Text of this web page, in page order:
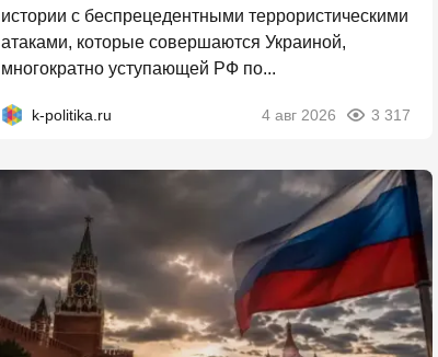
истории с беспрецедентными террористическими
атаками, которые совершаются Украиной,
многократно уступающей РФ по...
k-politika.ru 4 авг 2026 3 317